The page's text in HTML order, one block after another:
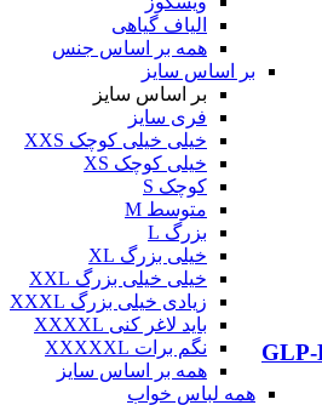
الیاف گیاهی
همه بر اساس جنس
بر اساس سایز
بر اساس سایز
فری سایز
خیلی خیلی کوچک XXS
خیلی کوچک XS
کوچک S
متوسط M
بزرگ L
خیلی بزرگ XL
خیلی خیلی بزرگ XXL
زیادی خیلی بزرگ XXXL
باید لاغر کنی XXXXL
نگم برات XXXXXL
همه بر اساس سایز
همه لباس خواب